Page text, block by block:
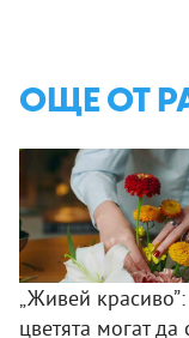
ОЩЕ ОТ
„Живей
цветята могат да